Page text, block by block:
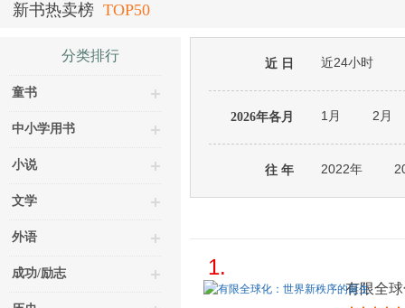
新书热卖榜 TOP50
分类排行
童书
中小学用书
小说
文学
外语
成功/励志
近 日 近24小时
2026年各月 1月 2月
往 年 2022年
1.
有限全